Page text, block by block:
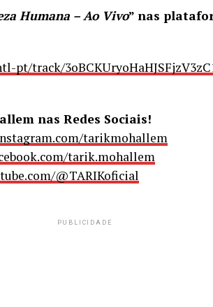
Humana – Ao Vivo” nas
pt/track/
nas Redes Sociais!
tarikmohallem
tarik.mohallem
@TARIKoficial
PUBLICIDADE